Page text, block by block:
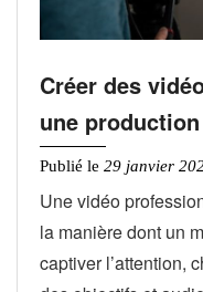
Créer des
une
Publié le 29 janvier
Une vidéo
la manière dont un
captiver l’attention,